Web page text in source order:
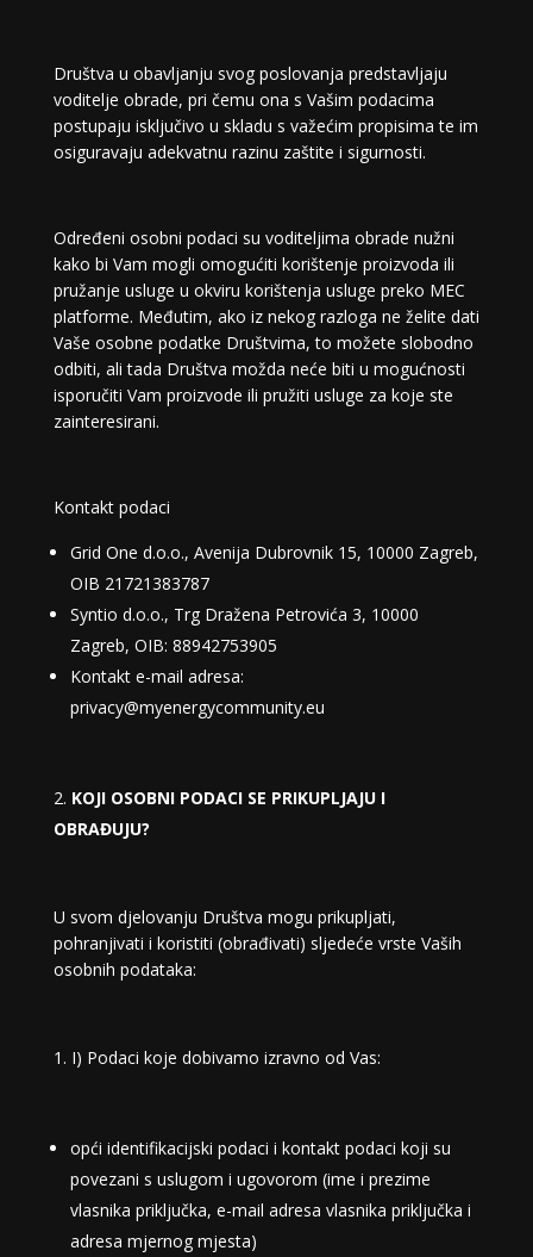
Društva u obavljanju svog poslovanja predstavljaju
voditelje obrade, pri čemu ona s Vašim podacima
postupaju isključivo u skladu s važećim propisima te im
osiguravaju adekvatnu razinu zaštite i sigurnosti.
Određeni osobni podaci su voditeljima obrade nužni
kako bi Vam mogli omogućiti korištenje proizvoda ili
pružanje usluge u okviru korištenja usluge preko MEC
platforme. Međutim, ako iz nekog razloga ne želite dati
Vaše osobne podatke Društvima, to možete slobodno
odbiti, ali tada Društva možda neće biti u mogućnosti
isporučiti Vam proizvode ili pružiti usluge za koje ste
zainteresirani.
Kontakt podaci
Grid One d.o.o., Avenija Dubrovnik 15, 10000 Zagreb,
OIB 21721383787
Syntio d.o.o., Trg Dražena Petrovića 3, 10000
Zagreb, OIB: 88942753905
Kontakt e-mail adresa:
privacy@myenergycommunity.eu
KOJI OSOBNI PODACI SE PRIKUPLJAJU I
OBRAĐUJU?
U svom djelovanju Društva mogu prikupljati,
pohranjivati i koristiti (obrađivati) sljedeće vrste Vaših
osobnih podataka:
I) Podaci koje dobivamo izravno od Vas:
opći identifikacijski podaci i kontakt podaci koji su
povezani s uslugom i ugovorom (ime i prezime
vlasnika priključka, e-mail adresa vlasnika priključka i
adresa mjernog mjesta)